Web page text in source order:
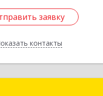
заявку
контакты
заявку
Назад